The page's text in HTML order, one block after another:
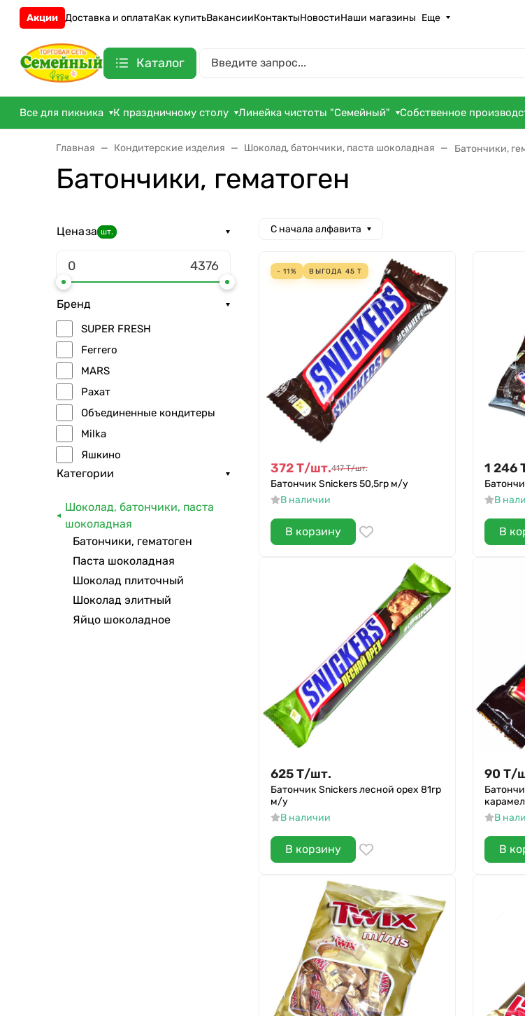
Акции Доставка и оплатаКак купитьВакансииКонтактыНовостиНаши магазины Еще
Каталог
Все для пикника К праздничному столу Линейка чистоты "Семейный" Собственное
Главная Кондитерские изделия Шоколад, батончики, паста шоколадная Батончики,
Батончики, гематоген
Ценаза шт.
Бренд
SUPER FRESH
Ferrero
MARS
Рахат
Объединенные кондитеры
Milka
Яшкино
OZera
Чио Рио
Bonfetti
Cornline
JET S
Nut and Go
Категории
Шоколад, батончики, паста
шоколадная
Батончики, гематоген
Паста шоколадная
Шоколад плиточный
Шоколад элитный
Яйцо шоколадное
С начала алфавита
- 11% ВЫГОДА 45 Т
372Т/шт.417 Т/шт.
Батончик Snickers 50,5гр м/у
В наличии
В корзину
1 246
В
В
625Т/шт.
Батончик Snickers лесной орех 81гр
м/у
В наличии
В корзину
90 Т/
В
В